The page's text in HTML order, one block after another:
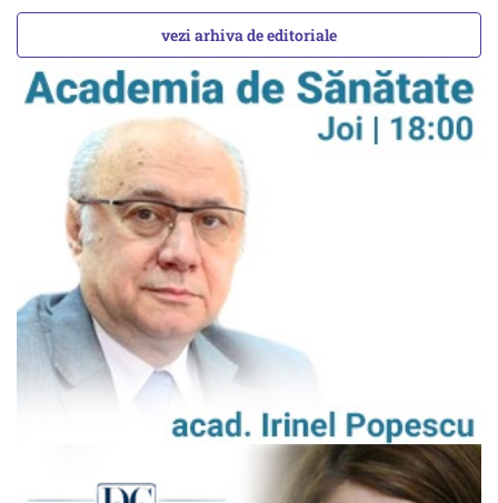
vezi arhiva de editoriale